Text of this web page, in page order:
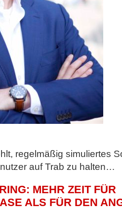
regelmäßig simuliertes
auf Trab zu halten…
MEHR ZEIT FÜR
ALS FÜR DEN